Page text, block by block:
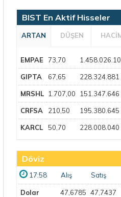
BIST En Aktif Hisseler
ARTAN DÜŞEN
EMPAE 73,70
GIPTA 67,65 228.324.881
MRSHL 1.707,00 151.347.646
CRFSA 210,50 195.380.645
KARCL 50,70 228.008.040
Döviz
17:58 Alış Satış
Dolar 47,6785 47,7437